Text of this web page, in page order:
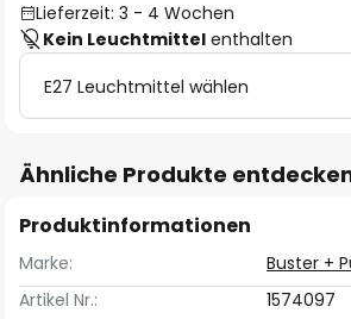
Lieferzeit: 3 - 4 Wochen
Kein Leuchtmittel enthalten
E27 Leuchtmittel wählen
Ähnliche Produkte
Produktinformationen
Marke:
Buster +
Artikel Nr.:
1574097